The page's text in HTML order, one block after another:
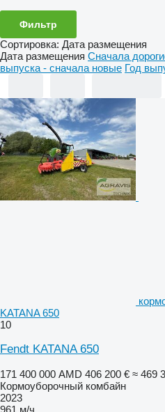
Фильтр
Сортировка: Дата размещения
Дата размещения Сначала
выпуска - сначала новые Год
KATANA 650
10
Fendt KATANA 650
171 400 000 AMD 406 200 € ≈ 469
Кормоуборочный комбайн
2023
961 м/ч